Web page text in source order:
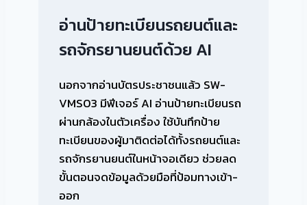
อ่านป้ายทะเบียนรถยนต์และ
รถจักรยานยนต์ด้วย AI
นอกจากอ่านบัตรประชาชนแล้ว SW-
VMS03 มีฟีเจอร์ AI อ่านป้ายทะเบียนรถ
ผ่านกล้องในตัวเครื่อง ใช้บันทึกป้าย
ทะเบียนของผู้มาติดต่อได้ทั้งรถยนต์และ
รถจักรยานยนต์ในหน้าจอเดียว ช่วยลด
ขั้นตอนจดข้อมูลด้วยมือที่ป้อมทางเข้า-
ออก